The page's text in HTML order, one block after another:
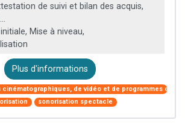
de suivi et bilan des acquis,
Mise à niveau,
Plus d'informations
de vidéo et de programmes de
sonorisation spectacle